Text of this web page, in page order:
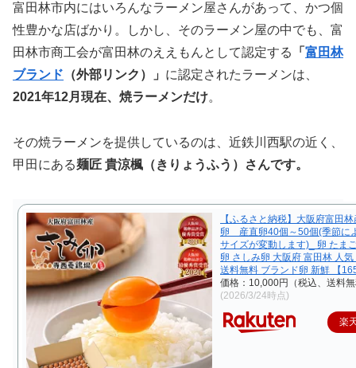
富田林市内にはいろんなラーメン屋さんがあって、かつ個
性豊かな店ばかり。しかし、そのラーメン屋の中でも、富
田林市商工会が富田林のええもんとして認定する
「 富田林
ブランド （外部リンク）」 に認定されたラーメンは、
2021年12月現在、焼ラーメンだけ。
その焼ラーメンを提供しているのは、近鉄川西駅の近く、
甲田にある麺匠 貴涼楓（きりょうふう）さんです。
【ふるさと納税】大阪府富田
卵 産直卵40個～50個(季節に
サイズが変動します)_ 卵 たま
卵 さしみ卵 大阪府 富田林 人
送料無料 ブランド卵 新鮮 【
価格：10,000円（税込、送料
(2026/3/24時点)
楽